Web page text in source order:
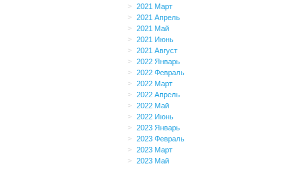
2021 Март
2021 Апрель
2021 Май
2021 Июнь
2021 Август
2022 Январь
2022 Февраль
2022 Март
2022 Апрель
2022 Май
2022 Июнь
2023 Январь
2023 Февраль
2023 Март
2023 Май